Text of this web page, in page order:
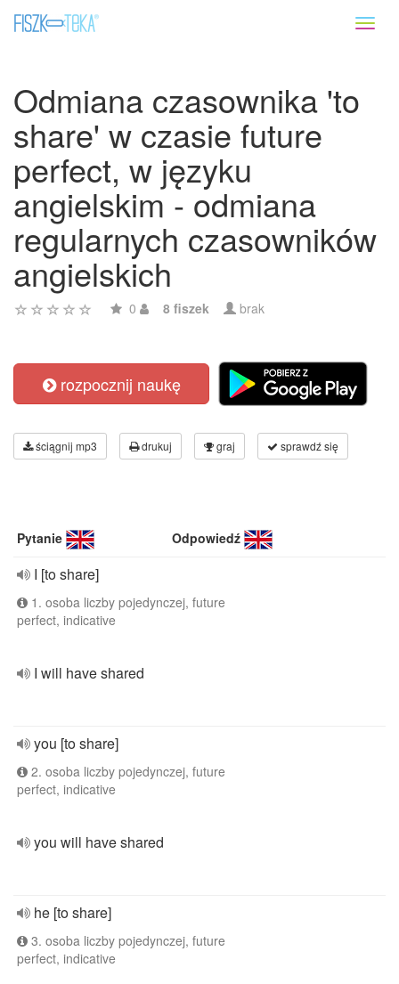
Odmiana czasownika 'to
share' w czasie future
perfect, w języku
angielskim - odmiana
regularnych czasowników
angielskich
0 8 fiszek brak
rozpocznij naukę
ściągnij mp3 drukuj graj sprawdź się
Pytanie Odpowiedź
I [to share]
1. osoba liczby pojedynczej, future
perfect, indicative
I will have shared
you [to share]
2. osoba liczby pojedynczej, future
perfect, indicative
you will have shared
he [to share]
3. osoba liczby pojedynczej, future
perfect, indicative